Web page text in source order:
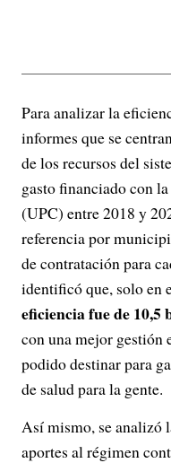
Para analizar la
informes que se
de los recursos del
gasto financiado con
(UPC) entre 2018 y
referencia por
de contratación para
identificó que, solo en
eficiencia fue de 10,5
con una mejor gestión
podido destinar para
de salud para la gente.
Así mismo, se analizó
aportes al régimen